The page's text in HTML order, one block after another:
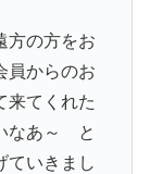
方の方をお
員からのお
来てくれた
なあ～ と
ていきまし